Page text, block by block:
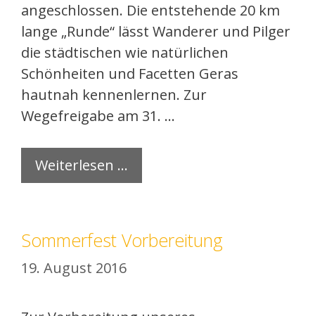
angeschlossen. Die entstehende 20 km
lange „Runde“ lässt Wanderer und Pilger
die städtischen wie natürlichen
Schönheiten und Facetten Geras
hautnah kennenlernen. Zur
Wegefreigabe am 31. …
Weiterlesen …
Sommerfest Vorbereitung
19. August 2016